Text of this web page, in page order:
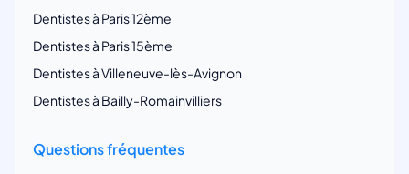
Dentistes à Paris 12ème
Dentistes à Paris 15ème
Dentistes à Villeneuve-lès-Avignon
Dentistes à Bailly-Romainvilliers
Questions fréquentes